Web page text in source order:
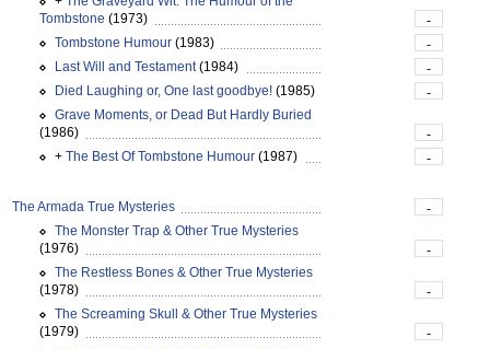
Tombstone (1973)
-
Tombstone Humour (1983)
-
Last Will and Testament(1984)
-
Died Laughing or, One last goodbye! (1985)
-
Grave Moments, or Dead But Hardly Buried
(1986)
-
+ The Best Of Tombstone Humour (1987) -
The Armada True Mysteries
-
The Monster Trap & Other True Mysteries
(1976)
-
The Restless Bones & Other True Mysteries
(1978)
-
The Screaming Skull & Other True Mysteries
(1979)
-